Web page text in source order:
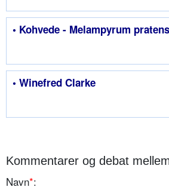
• Kohvede - Melampyrum
• Winefred Clarke
Kommentarer og debat
Navn*: